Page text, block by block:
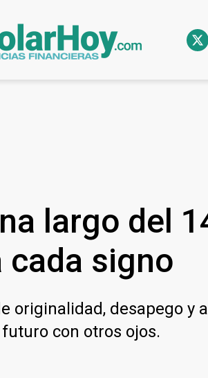
largo del
cada signo
originalidad, desapego y
con otros ojos.